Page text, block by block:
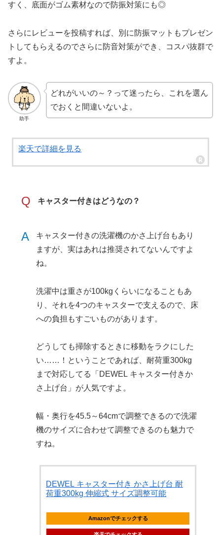
すく、底面がゴム素材なので防振対策にも◎
さらにレビューを投稿すれば、別に防振マットもプレゼン
トしてもらえるのでさらに防音対策ができ、コスパ抜群で
すよ。
助手
どれがいいの～？って迷ったら、これを選ん
でおくと間違いないよ。
楽天で詳細を見る
Q キャスター付きはどうなの？
A
キャスター付きの洗濯機のかさ上げ台もあり
ますが、実はあれは推奨されてないんですよ
ね。
洗濯中は重さが100kgくらいになることもあ
り、それを4つのキャスターで支えるので、床
への負担もすごいものがあります。
どうしても掃除するときに移動をラクにした
い……！ということであれば、耐荷重300kg
まで対応してる「DEWEL キャスター付きか
さ上げ台」が人気ですよ。
幅・奥行を45.5～64cmで調整できるので洗濯
機のサイズに合わせて調整できるのも魅力で
すね。
DEWEL キャスター付き かさ上げ台 耐
荷重300kg 伸縮式 サイズ調整可能
Amazonでチェックする